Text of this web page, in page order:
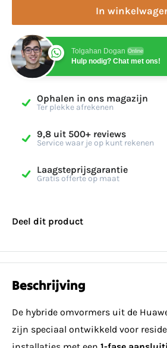
In
Tolgahan Dogan Online
Hulp nodig? Chat met ons!
Ophalen in ons magazijn
Ter plekke afrekenen
9,8 uit 500+ reviews
Service waar je op kunt rekenen
Laagsteprijsgarantie
Gratis offerte op maat
Deel dit product
Beschrijving
De hybride omvormers uit de
zijn speciaal ontwikkeld voor